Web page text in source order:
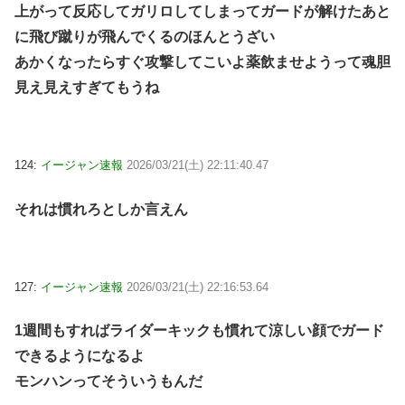
上がって反応してガリロしてしまってガードが解けたあと
に飛び蹴りが飛んでくるのほんとうざい
あかくなったらすぐ攻撃してこいよ薬飲ませようって魂胆
見え見えすぎてもうね
124: イージャン速報 2026/03/21(土) 22:11:40.47
それは慣れろとしか言えん
127: イージャン速報 2026/03/21(土) 22:16:53.64
1週間もすればライダーキックも慣れて涼しい顔でガード
できるようになるよ
モンハンってそういうもんだ